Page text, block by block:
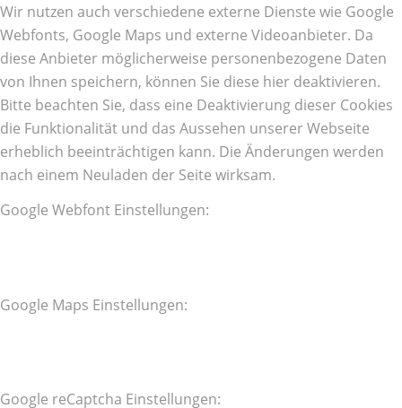
Wir nutzen auch verschiedene externe Dienste wie Google
Webfonts, Google Maps und externe Videoanbieter. Da
diese Anbieter möglicherweise personenbezogene Daten
von Ihnen speichern, können Sie diese hier deaktivieren.
Bitte beachten Sie, dass eine Deaktivierung dieser Cookies
die Funktionalität und das Aussehen unserer Webseite
erheblich beeinträchtigen kann. Die Änderungen werden
nach einem Neuladen der Seite wirksam.
Google Webfont Einstellungen:
Google Maps Einstellungen:
Google reCaptcha Einstellungen: